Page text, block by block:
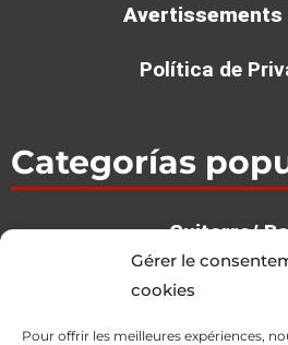
Gérer le
cookies
Pour offrir les meilleures expériences,
Avertissements
Política de
Categorías
Guitarra/
Ba­te­rias /